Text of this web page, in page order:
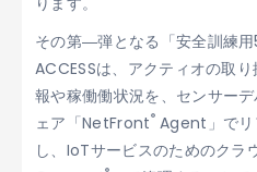
その第―弾となる「安全訓練用
ACCESSは、アクティオの取
報や稼働働状況を、センサー
ェア「NetFront®Agent」でリ
し、IoTサービスのためのクラ